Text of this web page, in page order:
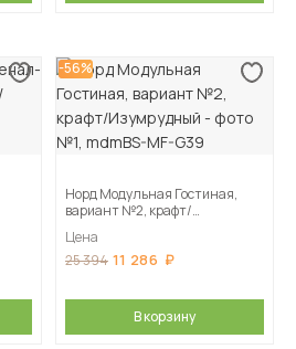
-56%
Норд Модульная Гостиная,
вариант №2, крафт/
Цена
25 394 11 286
В корзину